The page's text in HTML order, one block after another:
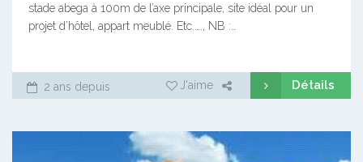
stade abega à 100m de l’axe principale, site idéal pour un
projet d’hôtel, appart meublé. Etc.…., NB :…
2 ans depuis J'aime Détails